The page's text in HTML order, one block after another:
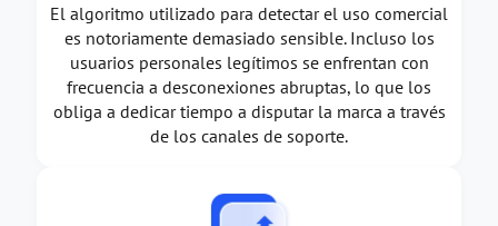
El algoritmo utilizado para detectar el uso comercial
es notoriamente demasiado sensible. Incluso los
usuarios personales legítimos se enfrentan con
frecuencia a desconexiones abruptas, lo que los
obliga a dedicar tiempo a disputar la marca a través
de los canales de soporte.